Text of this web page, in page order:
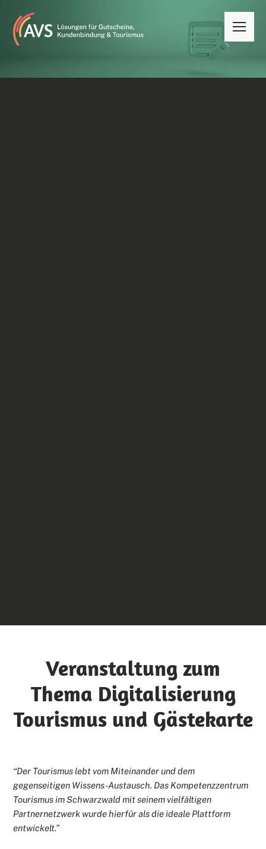
Veranstaltung zum
Thema Digitalisierung
Tourismus und Gästekarte
“Der Tourismus lebt vom Miteinander und dem
gegenseitigen Wissens-Austausch. Das Kompetenzzentrum
Tourismus im Schwarzwald mit seinem vielfältigen
Partnernetzwerk wurde hierfür als die ideale Plattform
entwickelt.”